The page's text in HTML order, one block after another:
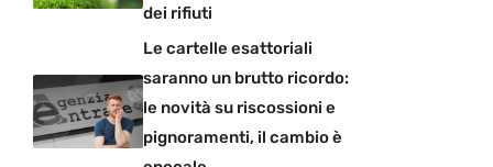
dei rifiuti
Le cartelle esattoriali
saranno un brutto ricordo:
le novità su riscossioni e
pignoramenti, il cambio è